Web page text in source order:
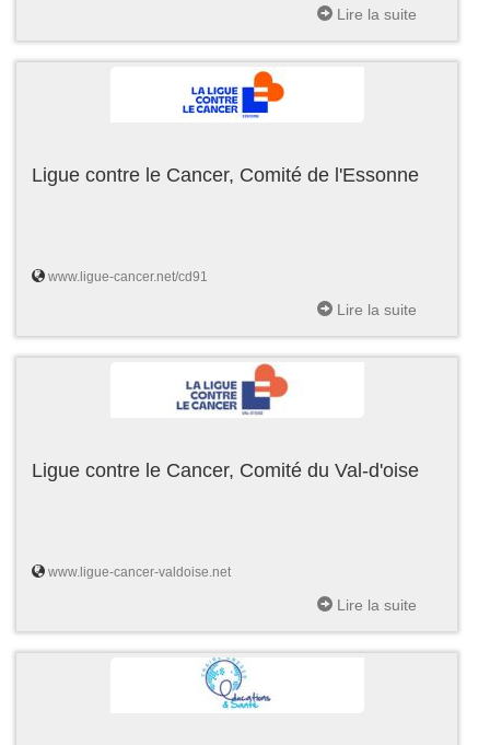
Lire la suite
Ligue contre le Cancer, Comité de l'Essonne
www.ligue-cancer.net/cd91
Lire la suite
Ligue contre le Cancer, Comité du Val-d'oise
www.ligue-cancer-valdoise.net
Lire la suite